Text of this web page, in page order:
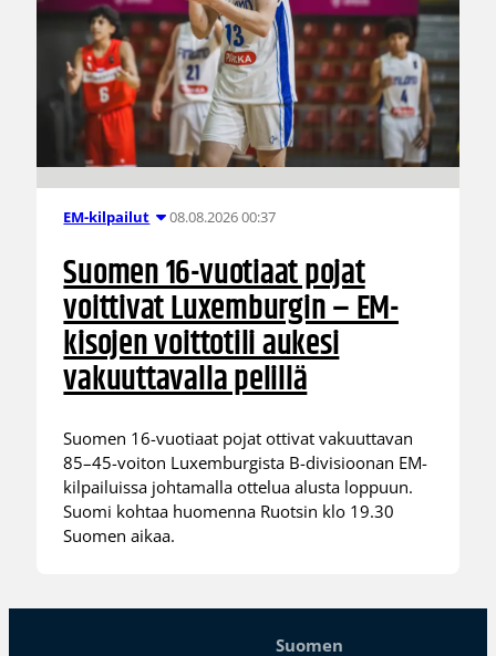
EM-kilpailut 08.08.2026 00:37
Suomen 16-vuotiaat pojat
voittivat Luxemburgin – EM-
kisojen voittotili aukesi
vakuuttavalla pelillä
Suomen 16-vuotiaat pojat ottivat vakuuttavan
85–45-voiton Luxemburgista B-divisioonan EM-
kilpailuissa johtamalla ottelua alusta loppuun.
Suomi kohtaa huomenna Ruotsin klo 19.30
Suomen aikaa.
Suomen